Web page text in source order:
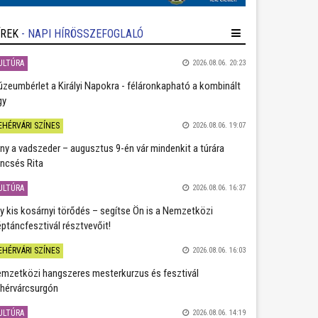
- NAPI HÍRÖSSZEFOGLALÓ
2026.08.06. 20:23
a Királyi Napokra - féláronkapható a kombinált
SZÍNES 2026.08.06. 19:07
a vadszeder – augusztus 9-én vár mindenkit a túrára
Rita
2026.08.06. 16:37
kis kosárnyi törődés – segítse Ön is a Nemzetközi
résztvevőit!
SZÍNES 2026.08.06. 16:03
hangszeres mesterkurzus és fesztivál
2026.08.06. 14:19